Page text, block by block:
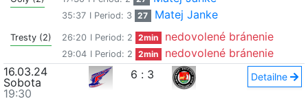
35:37 I Period: 3 27 Matej Janke
Tresty (2) 26:20 I Period: 2 2min nedovolené bránenie
29:04 I Period: 2 2min
nedovolené bránenie
16.03.24
Sobota
19:30
6 : 3 Detailne